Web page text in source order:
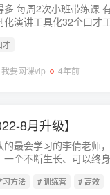
多 每周2次小班带练课
化演讲工具化32个口才
才
我要网课vip 4年前
8月升级】
的最会学习的李倩老师
一个不断生长、可以终
习方法 # 训练营 # 高效